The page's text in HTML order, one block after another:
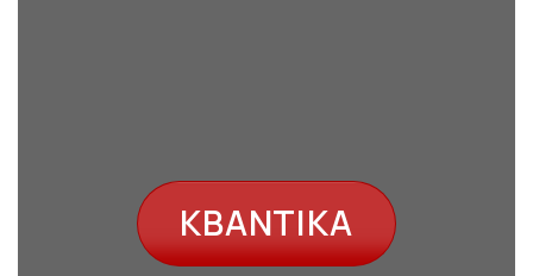
KBANTIKA